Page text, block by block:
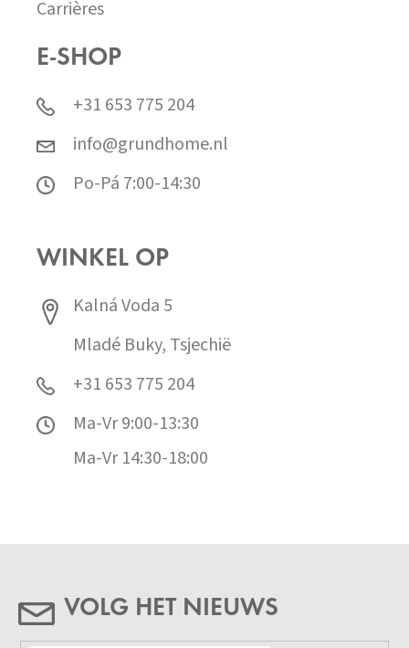
Carrières
E-SHOP
+31 653 775 204
info@grundhome.nl
Po-Pá 7:00-14:30
WINKEL OP
Kalná Voda 5
Mladé Buky, Tsjechië
+31 653 775 204
Ma-Vr 9:00-13:30
Ma-Vr 14:30-18:00
VOLG HET NIEUWS